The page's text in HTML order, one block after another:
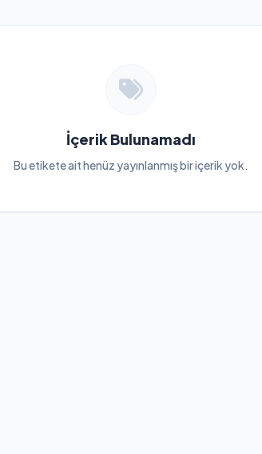
İçerik Bulunamadı
Bu etikete ait henüz yayınlanmış bir içerik yok.